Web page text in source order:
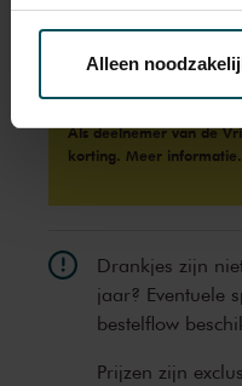
Via de
We werken samen met
Alleen
Als deelnemer van de
korting. Meer informatie.
Drankjes zijn
jaar? Eventuele
bestelflow
Prijzen zijn